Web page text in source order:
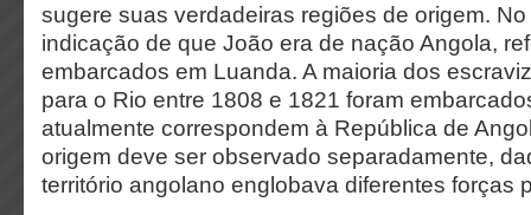
sugere suas verdadeiras regiões de origem.
indicação de que João era de nação Angola,
embarcados em Luanda. A maioria dos
para o Rio entre 1808 e 1821 foram
atualmente correspondem à República de
origem deve ser observado separadamente,
território angolano englobava diferentes forças